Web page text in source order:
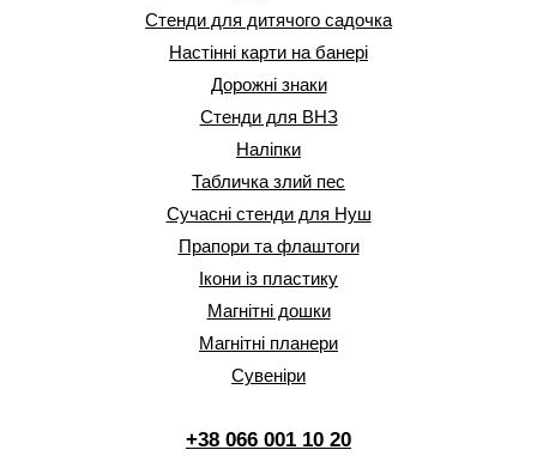
Стенди для дитячого садочка
Настінні карти на банері
Дорожні знаки
Стенди для ВНЗ
Наліпки
Табличка злий пес
Сучасні стенди для Нуш
Прапори та флаштоги
Ікони із пластику
Магнітні дошки
Магнітні планери
Сувеніри
+38 066 001 10 20